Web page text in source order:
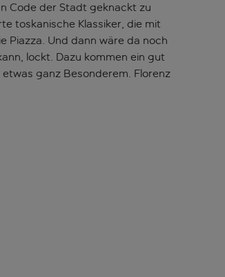
Code der Stadt geknackt zu
toskanische Klassiker, die mit
Piazza. Und dann wäre da noch
lockt. Dazu kommen ein gut
ganz Besonderem. Florenz